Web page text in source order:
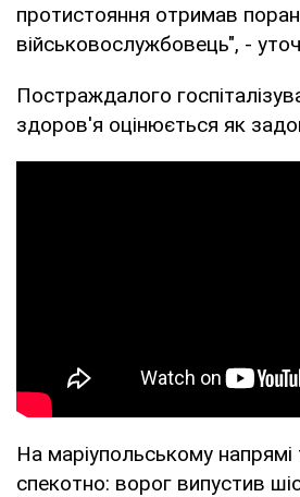
протистояння отримав
військовослужбовець", -
Постраждалого
здоров'я оцінюється як
На маріупольському
спекотно: ворог випустив